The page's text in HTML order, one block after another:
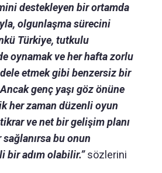
destekleyen bir ortamda
olgunlaşma sürecini
Türkiye, tutkulu
oynamak ve her hafta zorlu
etmek gibi benzersiz bir
Ancak genç yaşı göz önüne
her zaman düzenli oyun
ve net bir gelişim planı
bu onun
bir adım olabilir.”sözlerini